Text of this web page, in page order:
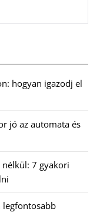
hogyan igazodj el
jó az automata és
nélkül: 7 gyakori
legfontosabb